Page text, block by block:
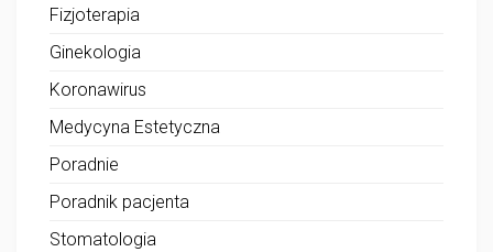
Fizjoterapia
Ginekologia
Koronawirus
Medycyna Estetyczna
Poradnie
Poradnik pacjenta
Stomatologia